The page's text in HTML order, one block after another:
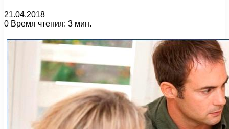
21.04.2018
0 Время чтения: 3 мин.